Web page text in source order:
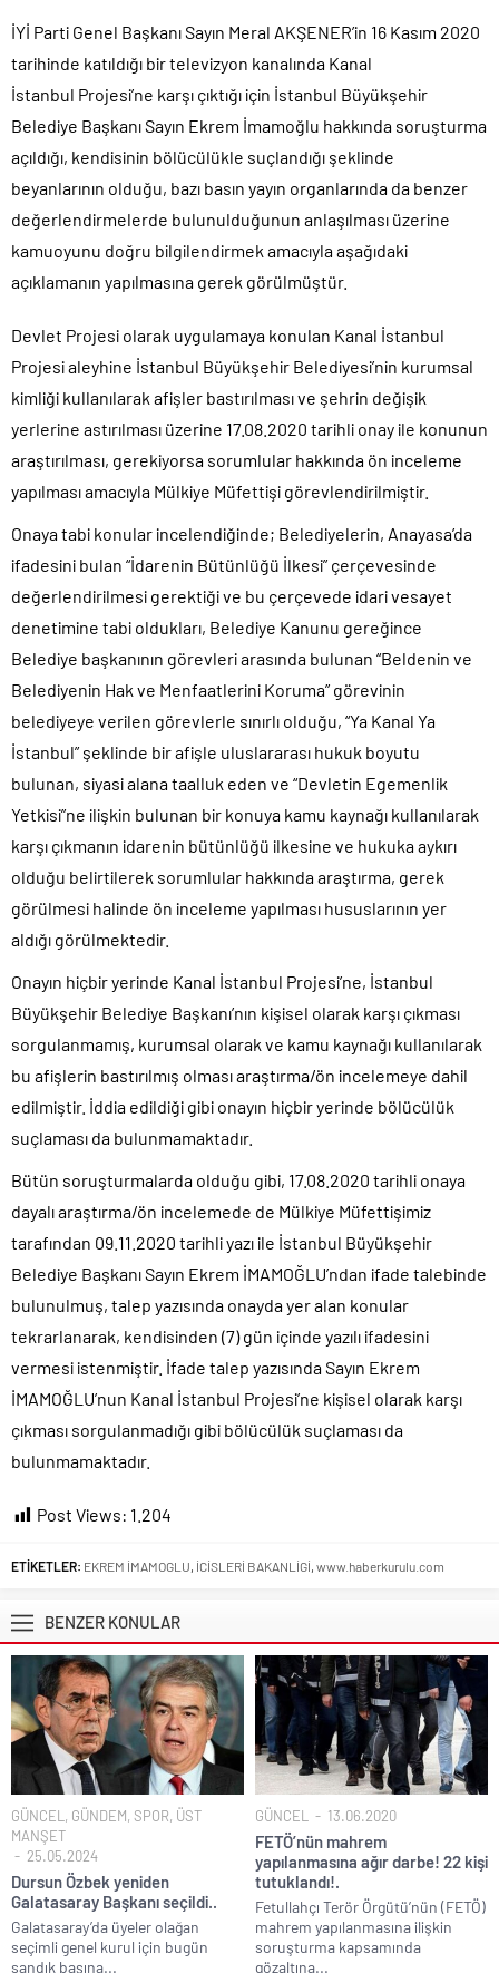
CHP Lideri Kılıçdaoğlu’ndan Terörsüz Türkiye sürecine destek
açıklaması..
Denize döktüğümüz(!) Yunanların ekonomisini şaha kaldırdık!.
TÜİK sipariş enflasyon oranlarını açıkladı!.
TÜİK kira zam oranını yüzde 31 olarak açıkladı..
Etimesgut Belediye Başkanı Erdal Beşikçioğlu hakkında
tutuklama talebi..
Ekrem İmamoğlu dahil 53 ismin tutukluluğunun devamına karar
verildi..
İYİ Parti Genel Başkanı Sayın Meral AKŞENER’in 16 Kasım 2020
tarihinde katıldığı bir televizyon kanalında Kanal
İstanbul Projesi’ne karşı çıktığı için İstanbul Büyükşehir
Belediye Başkanı Sayın Ekrem İmamoğlu hakkında soruşturma
açıldığı, kendisinin bölücülükle suçlandığı şeklinde
beyanlarının olduğu, bazı basın yayın organlarında da benzer
değerlendirmelerde bulunulduğunun anlaşılması üzerine
kamuoyunu doğru bilgilendirmek amacıyla aşağıdaki
açıklamanın yapılmasına gerek görülmüştür.
Devlet Projesi olarak uygulamaya konulan Kanal İstanbul
Projesi aleyhine İstanbul Büyükşehir Belediyesi’nin kurumsal
kimliği kullanılarak afişler bastırılması ve şehrin değişik
yerlerine astırılması üzerine 17.08.2020 tarihli onay ile konunun
araştırılması, gerekiyorsa sorumlular hakkında ön inceleme
yapılması amacıyla Mülkiye Müfettişi görevlendirilmiştir.
Onaya tabi konular incelendiğinde; Belediyelerin, Anayasa’da
ifadesini bulan “İdarenin Bütünlüğü İlkesi” çerçevesinde
değerlendirilmesi gerektiği ve bu çerçevede idari vesayet
denetimine tabi oldukları, Belediye Kanunu gereğince
Belediye başkanının görevleri arasında bulunan “Beldenin ve
Belediyenin Hak ve Menfaatlerini Koruma” görevinin
belediyeye verilen görevlerle sınırlı olduğu, “Ya Kanal Ya
İstanbul” şeklinde bir afişle uluslararası hukuk boyutu
bulunan, siyasi alana taalluk eden ve “Devletin Egemenlik
Yetkisi”ne ilişkin bulunan bir konuya kamu kaynağı kullanılarak
karşı çıkmanın idarenin bütünlüğü ilkesine ve hukuka aykırı
olduğu belirtilerek sorumlular hakkında araştırma, gerek
görülmesi halinde ön inceleme yapılması hususlarının yer
aldığı görülmektedir.
Onayın hiçbir yerinde Kanal İstanbul Projesi’ne, İstanbul
Büyükşehir Belediye Başkanı’nın kişisel olarak karşı çıkması
sorgulanmamış, kurumsal olarak ve kamu kaynağı kullanılarak
bu afişlerin bastırılmış olması araştırma/ön incelemeye dahil
edilmiştir. İddia edildiği gibi onayın hiçbir yerinde bölücülük
suçlaması da bulunmamaktadır.
Bütün soruşturmalarda olduğu gibi, 17.08.2020 tarihli onaya
dayalı araştırma/ön incelemede de Mülkiye Müfettişimiz
tarafından 09.11.2020 tarihli yazı ile İstanbul Büyükşehir
Belediye Başkanı Sayın Ekrem İMAMOĞLU’ndan ifade talebinde
bulunulmuş, talep yazısında onayda yer alan konular
tekrarlanarak, kendisinden (7) gün içinde yazılı ifadesini
vermesi istenmiştir. İfade talep yazısında Sayın Ekrem
İMAMOĞLU’nun Kanal İstanbul Projesi’ne kişisel olarak karşı
çıkması sorgulanmadığı gibi bölücülük suçlaması da
bulunmamaktadır.
Post Views: 1.204
ETİKETLER: EKREM İMAMOGLU İCİSLERİ BAKANLİGİ www.haberkurulu.com
BENZER KONULAR
GÜNCEL , GÜNDEM, SPOR, ÜST
MANŞET
25.05.2024
Dursun Özbek yeniden
Galatasaray Başkanı seçildi..
Galatasaray’da üyeler olağan
seçimli genel kurul için bugün
sandık başına...
GÜNCEL 13.06.2020
FETÖ’nün mahrem
yapılanmasına ağır darbe! 22 kişi
tutuklandı!.
Fetullahçı Terör Örgütü’nün (FETÖ)
mahrem yapılanmasına ilişkin
soruşturma kapsamında
gözaltına...